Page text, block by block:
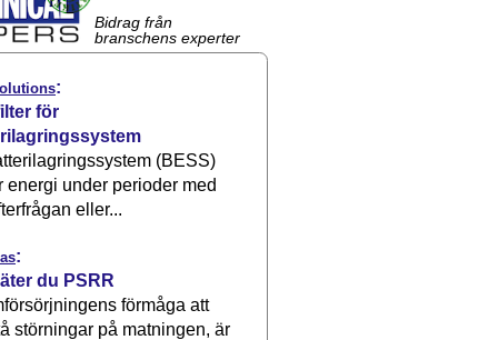
Bidrag från
branschens experter
:
för
(BESS)
energi under perioder med
eller...
:
du PSRR
förmåga att
störningar på matningen, är